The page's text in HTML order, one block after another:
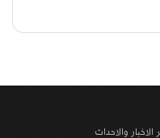
والاحداث